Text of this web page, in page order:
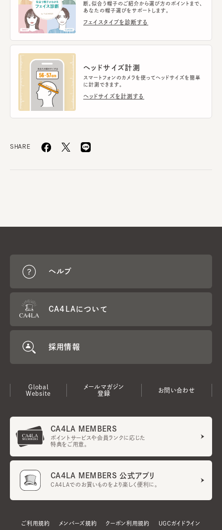
断。似合う帽子のご紹介から選び方のポイントまで、
あなたの帽子選びをサポートします。
フェイスタイプを診断する
ヘッドサイズ計測
スマートフォンのカメラを使ってヘッドサイズを簡単
に計測できます。
ヘッドサイズを計測する
SHARE
ヘルプ
CA4LAについて
採用情報
Global
Website
メールマガジン
登録
お問い合わせ
CA4LA MEMBERS
ポイントサービスや会員ランクに応じた
特典をご用意。
CA4LA MEMBERS 公式アプリ
CA4LAでのお買いものをより楽しく便利に。
ご利用規約 メンバーズ規約 クーポン利用規約 UGCガイドライン